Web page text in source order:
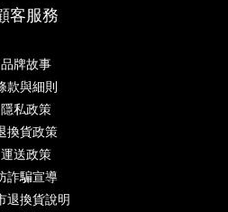
客服務
品牌故事
款與細則
隱私政策
換貨政策
運送政策
詐騙宣導
退換貨說明